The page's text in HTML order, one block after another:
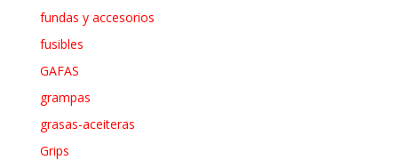
fundas y accesorios
fusibles
GAFAS
grampas
grasas-aceiteras
Grips